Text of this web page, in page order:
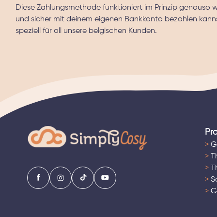
Diese Zahlungsmethode funktioniert im Prinzip genauso
und sicher mit deinem eigenen Bankkonto bezahlen
speziell für all unsere belgischen Kunden.
>
>
>
>
>